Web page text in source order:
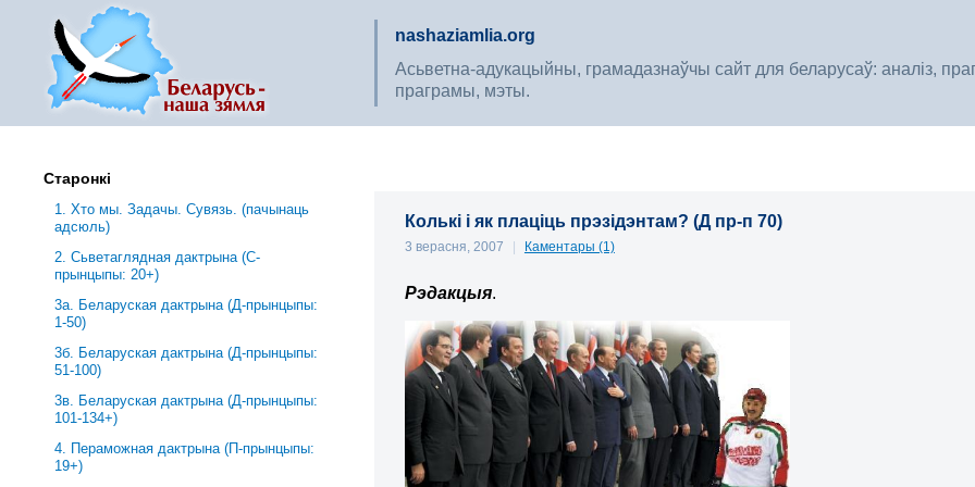
nashaziamlia.org
Асьветна-адукацыйны, грамадазнаўчы сайт для беларусаў: аналіз,
праграмы, мэты.
Колькі і як плаціць прэзідэнтам? (Д пр-п 70)
3 верасня, 2007 | Каментары (1)
Рэдакцыя.
Старонкі
1. Хто мы. Задачы. Сувязь. (пачынаць
адсюль)
2. Сьветаглядная дактрына (С-
прынцыпы: 20+)
3a. Беларуская дактрына (Д-прынцыпы:
1-50)
3б. Беларуская дактрына (Д-прынцыпы:
51-100)
3в. Беларуская дактрына (Д-прынцыпы:
101-134+)
4. Пераможная дактрына (П-прынцыпы:
19+)